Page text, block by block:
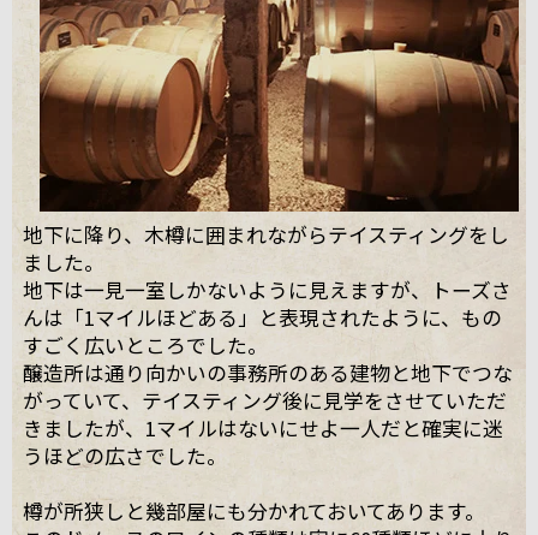
地下に降り、木樽に囲まれながらテイスティングをし
ました。
地下は一見一室しかないように見えますが、トーズさ
んは「1マイルほどある」と表現されたように、もの
すごく広いところでした。
醸造所は通り向かいの事務所のある建物と地下でつな
がっていて、テイスティング後に見学をさせていただ
きましたが、1マイルはないにせよ一人だと確実に迷
うほどの広さでした。
樽が所狭しと幾部屋にも分かれておいてあります。